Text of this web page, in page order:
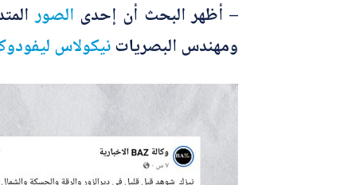
– أظهر البحث أن إحدى الصور
ومهندس البصرياتنيكولاس